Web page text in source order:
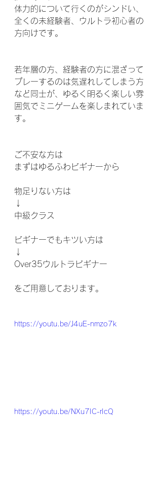
体力的について行くのがシンドい、
全くの未経験者、ウルトラ初心者の
方向けです。
若年層の方、経験者の方に混ざって
プレーするのは気遅れしてしまう方
など同士が、ゆるく明るく楽しい雰
囲気でミニゲームを楽しまれていま
す。
ご不安な方は
まずはゆるふわビギナーから⁣
物足りない方は⁣
↓⁣
中級クラス⁣
ビギナーでもキツい方は⁣
↓⁣
Over35ウルトラビギナー
をご用意しております。
https://youtu.be/J4uE-nmzo7k
https://youtu.be/NXu7IC-rIcQ